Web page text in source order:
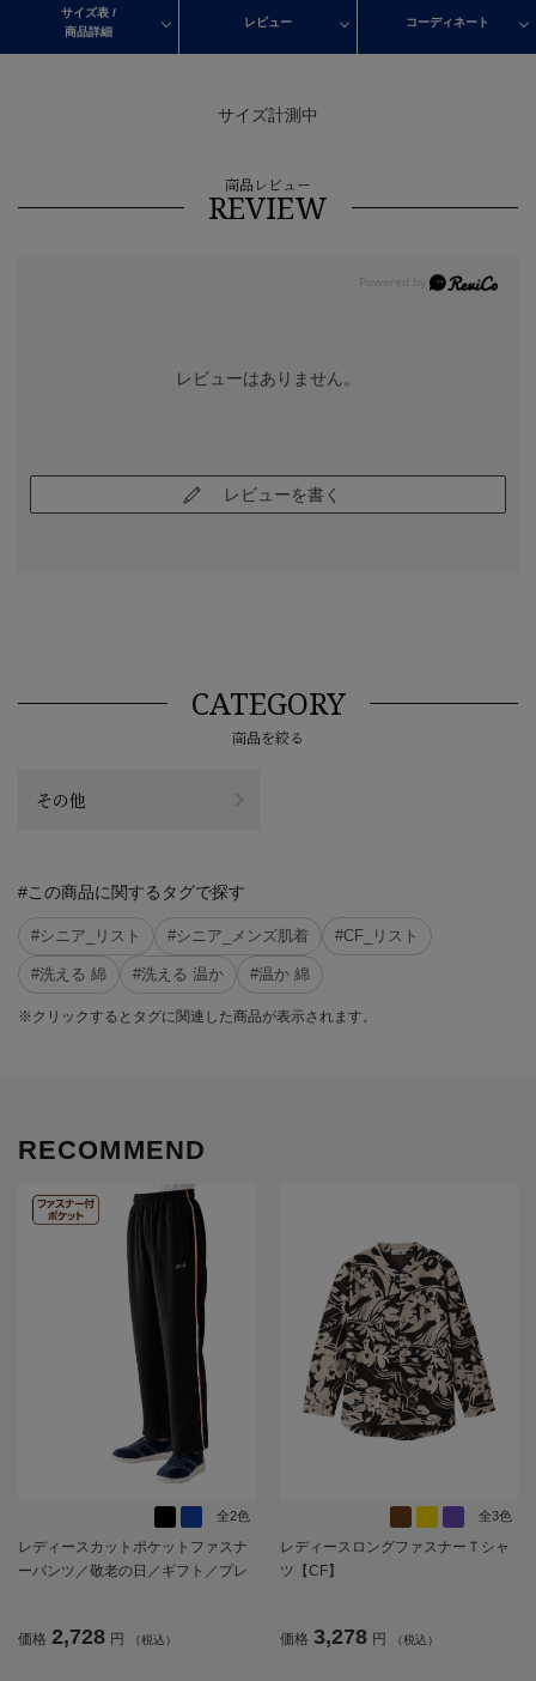
サイズ表 /
商品詳細
レビュー コーディネート
サイズ計測中
商品レビュー
REVIEW
レビューはありません。
レビューを書く
CATEGORY
商品を絞る
その他
#この商品に関するタグで探す
#シニア_リスト #シニア_メンズ肌着 #CF_リスト
#洗える 綿 #洗える 温か #温か 綿
※クリックするとタグに関連した商品が表示されます。
RECOMMEND
全2色
レディースカットポケットファスナ
ーパンツ／敬老の日／ギフト／プレ
価格 2,728 円 （税込）
全3色
レディースロングファスナーＴシャ
ツ【CF】
価格 3,278 円 （税込）